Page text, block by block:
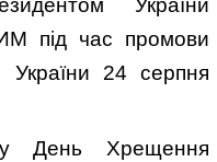
України
під час промови
України 24 серпня
у День Хрещення